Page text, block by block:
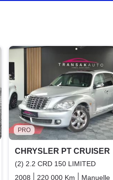
PRO
CHRYSLER PT CRUISER
(2) 2.2 CRD 150 LIMITED
2008
220 000 Km Manuelle